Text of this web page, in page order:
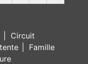
Circuit
Famille